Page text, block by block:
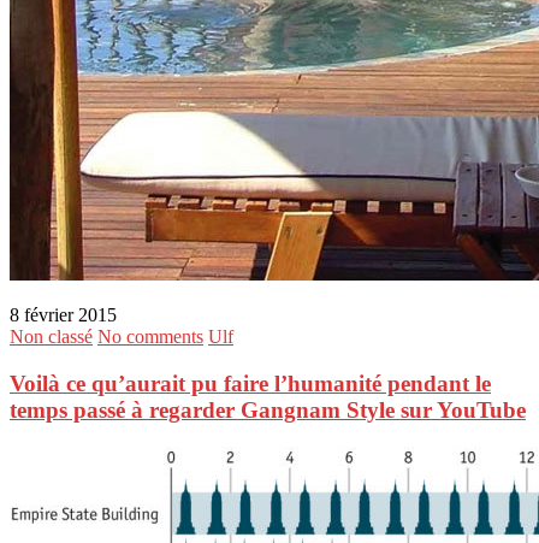
8 février 2015
Non classé No comments Ulf
Voilà ce qu’aurait pu faire l’humanité pendant le
temps passé à regarder Gangnam Style sur YouTube